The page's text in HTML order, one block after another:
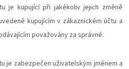
je kupující při jakékoliv jejich změně
kupujícím v zákaznickém účtu a
považovány za správné.
je zabezpečen uživatelským jménem a